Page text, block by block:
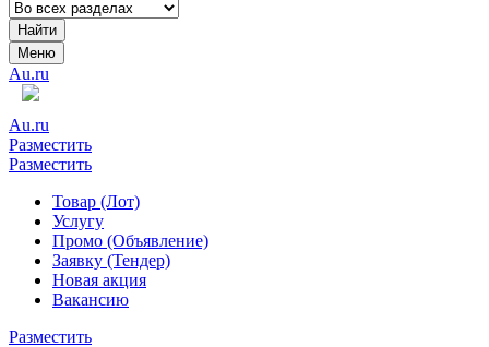
Найти
Меню
Au.ru
Au.ru
Разместить
Разместить
Товар (Лот)
Услугу
Промо (Объявление)
Заявку (Тендер)
Новая акция
Вакансию
Разместить